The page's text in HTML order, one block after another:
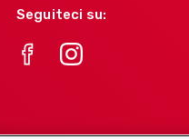
Seguiteci su: